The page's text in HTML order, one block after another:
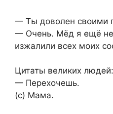
— Ты доволен своими
— Очень. Мёд я ещё не
изжалили всех моих
Цитаты великих людей:
— Перехочешь.
(с) Мама.